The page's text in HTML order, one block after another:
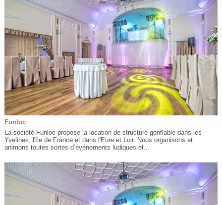
Funloc
La société Funloc propose la location de structure gonflable dans les
Yvelines, l'île de France et dans l'Eure et Loir. Nous organisons et
animons toutes sortes d’événements ludiques et...